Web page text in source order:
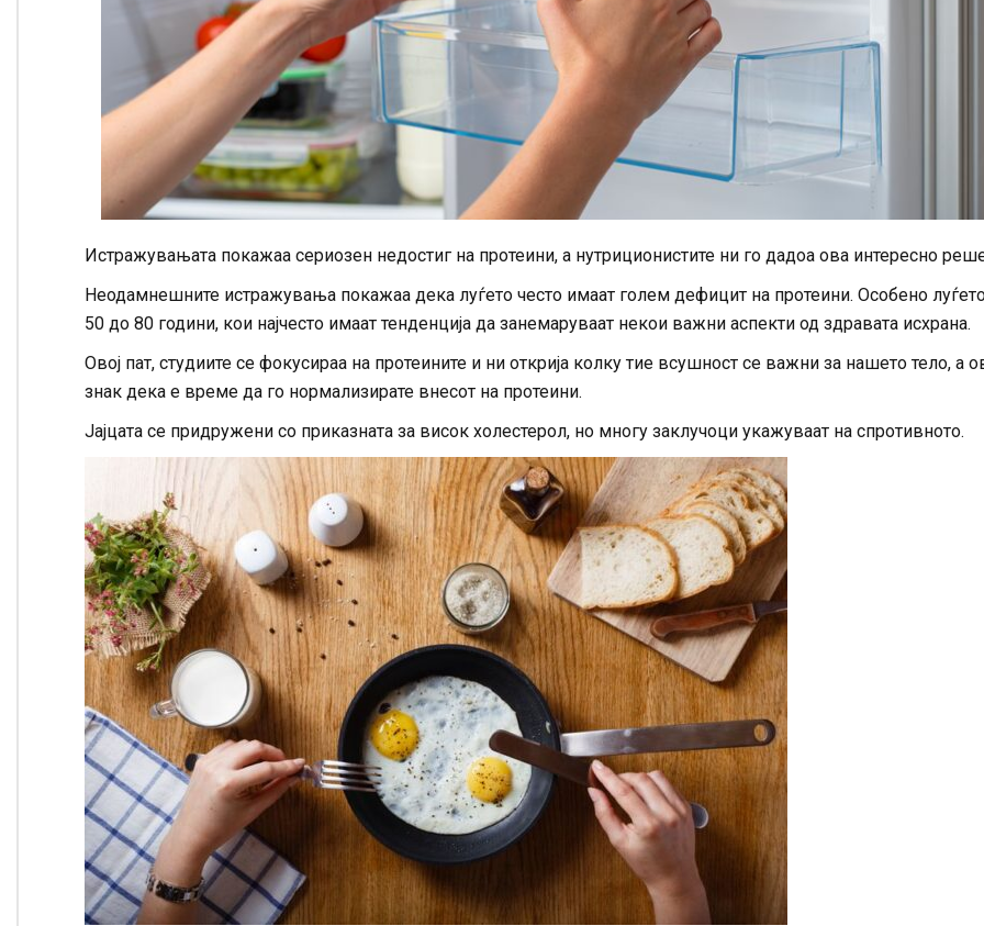
Истражувањата покажаа сериозен недостиг на протеини, а нутриционистите ни го дадоа ова интересно
Неодамнешните истражувања покажаа дека луѓето често имаат голем дефицит на протеини. Особено
50 до 80 години, кои најчесто имаат тенденција да занемаруваат некои важни аспекти од здравата исхрана.
Овој пат, студиите се фокусираа на протеините и ни открија колку тие всушност се важни за нашето тело, а
знак дека е време да го нормализирате внесот на протеини.
Јајцата се придружени со приказната за висок холестерол, но многу заклучоци укажуваат на спротивното.